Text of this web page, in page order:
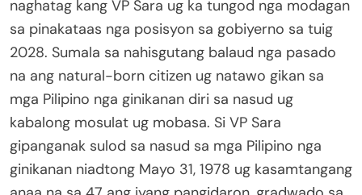
naghatag kang VP Sara ug ka tungod nga modagan
sa pinakataas nga posisyon sa gobiyerno sa tuig
2028. Sumala sa nahisgutang balaud nga pasado
na ang natural-born citizen ug natawo gikan sa
mga Pilipino nga ginikanan diri sa nasud ug
kabalong mosulat ug mobasa. Si VP Sara
gipanganak sulod sa nasud sa mga Pilipino nga
ginikanan niadtong Mayo 31, 1978 ug kasamtangang